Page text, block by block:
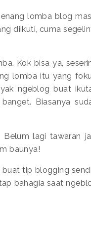
lomba blog
diikuti, cuma
Kok bisa ya,
lomba itu yang
ngeblog buat
Biasanya
Belum lagi tawaran
baunya!
tip blogging
bahagia saat